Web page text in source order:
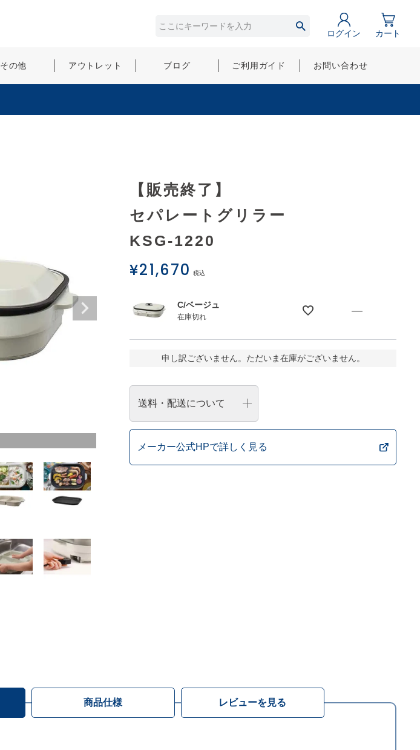
ログイン カート
その他 アウトレット ブログ ご利用ガイド お問い合わせ
【販売終了】
セパレートグリラー
KSG-1220
¥21,670 税込
C/ベージュ
在庫切れ
—
申し訳ございません。ただいま在庫がございません。
送料・配送について
メーカー公式HPで詳しく見る
商品仕様 レビューを見る